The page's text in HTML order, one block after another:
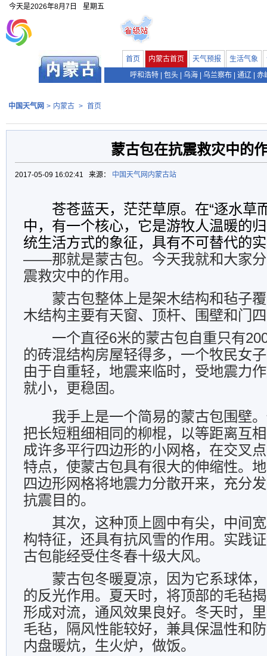
今天是2026年8月7日 星期五
首页 内蒙古首页 天气预报 生活气象
呼和浩特
包头 乌海 乌兰察布 通辽 赤
中国天气网 > 内蒙古 > 首页
蒙古包在抗震救灾中的
2017-05-09 16:02:41 来源： 中国天气网内蒙古站
苍苍蓝天，茫茫草原。在“逐水草
中，有一个核心，它是游牧人温暖的
统生活方式的象征，具有不可替代的
——那就是蒙古包。今天我就和大家
震救灾中的作用。
蒙古包整体上是架木结构和毡子
木结构主要有天窗、顶杆、围壁和门
一个直径6米的蒙古包自重只有
的砖混结构房屋轻得多，一个牧民女
由于自重轻，地震来临时，受地震力
就小，更稳固。
我手上是一个简易的蒙古包围壁
把长短粗细相同的柳棍，以等距离互
成许多平行四边形的小网格，在交叉
特点，使蒙古包具有很大的伸缩性。
四边形网格将地震力分散开来，充分
抗震目的。
其次，这种顶上圆中有尖，中间
构特征，还具有抗风雪的作用。实践
古包能经受住冬春十级大风。
蒙古包冬暖夏凉，因为它系球体
的反光作用。夏天时，将顶部的毛毡
形成对流，通风效果良好。冬天时，
毛毡，隔风性能较好，兼具保温性和
内盘暖炕，生火炉，做饭。